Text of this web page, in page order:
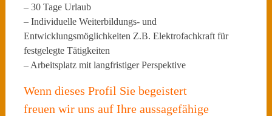
– 30 Tage Urlaub
– Individuelle Weiterbildungs- und
Entwicklungsmöglichkeiten Z.B. Elektrofachkraft für
festgelegte Tätigkeiten
– Arbeitsplatz mit langfristiger Perspektive
Wenn dieses Profil Sie begeistert
freuen wir uns auf Ihre aussagefähige